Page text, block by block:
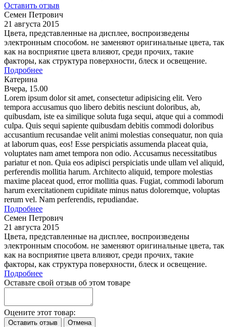
Оставить отзыв
Семен Петрович
21 августа 2015
Цвета, представленные на дисплее, воспроизведены
электронным способом. не заменяют оригинальные цвета, так
как на восприятие цвета влияют, среди прочих, такие
факторы, как структура поверхности, блеск и освещение.
Подробнее
Катерина
Вчера, 15.00
Lorem ipsum dolor sit amet, consectetur adipisicing elit. Vero
tempora accusamus quo libero debitis nesciunt doloribus, ab,
quibusdam, iste ea similique soluta fuga sequi, atque qui a commodi
culpa. Quis sequi sapiente quibusdam debitis commodi doloribus
accusantium recusandae velit animi molestias consequatur, non quia
at laborum quas, eos! Esse perspiciatis assumenda placeat quia,
voluptates nam amet tempora non odio. Accusamus necessitatibus
pariatur et non. Quia eos adipisci perspiciatis unde ullam vel aliquid,
perferendis mollitia harum. Architecto aliquid, tempore molestias
maxime placeat quod, error mollitia quas. Fugiat, commodi laborum
harum exercitationem cupiditate minus natus doloremque, voluptas
rerum vel. Nam perferendis, repudiandae.
Подробнее
Семен Петрович
21 августа 2015
Цвета, представленные на дисплее, воспроизведены
электронным способом. не заменяют оригинальные цвета, так
как на восприятие цвета влияют, среди прочих, такие
факторы, как структура поверхности, блеск и освещение.
Подробнее
Оставьте свой отзыв об этом товаре
Оцените этот товар: